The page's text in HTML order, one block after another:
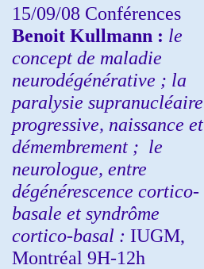
15/09/08 Conférences
Benoit Kullmann : le
concept de maladie
neurodégénérative ; la
paralysie supranucléaire
progressive, naissance et
démembrement ; le
neurologue, entre
dégénérescence cortico-
basale et syndrôme
cortico-basal : IUGM,
Montréal 9H-12h